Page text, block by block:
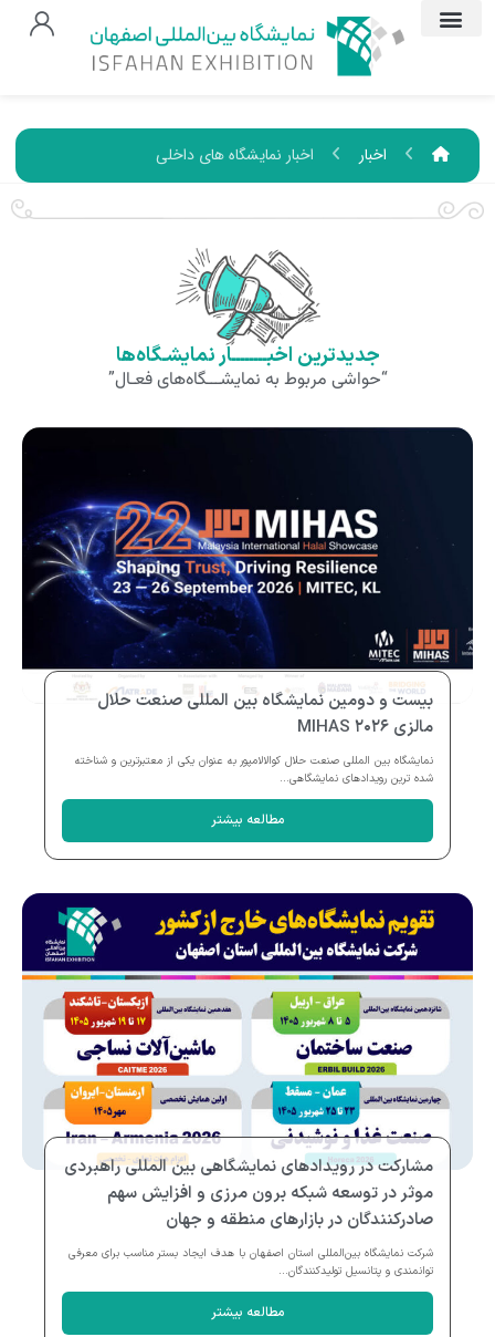
اخبار اخبار نمایشگاه های داخلی
جدیدترین اخبــــــــار نمایشـگاه‌ها
“حواشی مربوط به نمایشـــگاه‌های فعـال”
بیست و دومین نمایشگاه بین المللی صنعت حلال
مالزی MIHAS ۲۰۲۶
نمایشگاه بین المللی صنعت حلال کوالالامپور به عنوان یکی از معتبرترین و شناخته
شده ترین رویدادهای نمایشگاهی...
مطالعه بیشتر
مشارکت در رویدادهای نمایشگاهی بین المللی راهبردی
موثر در توسعه شبکه برون مرزی و افزایش سهم
صادرکنندگان در بازارهای منطقه و جهان
شرکت نمایشگاه بین‌المللی استان اصفهان با هدف ایجاد بستر مناسب برای معرفی
توانمندی و پتانسیل تولیدکنندگان...
مطالعه بیشتر